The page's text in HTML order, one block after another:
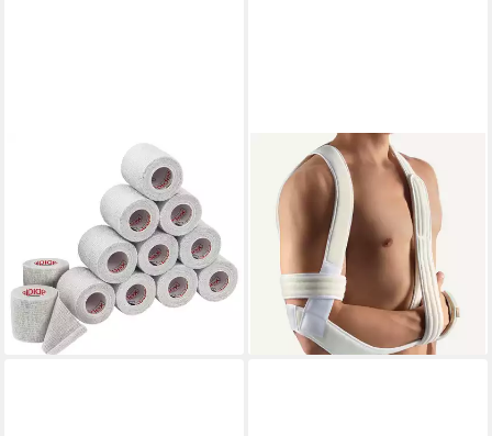
Bandage 12 Rollen
Haftbandage 5 cm x 4.5 m
selbstklebender Verband
14,99 €
(0,28 €/ 1 m)
lieferbar - in 4-5 Werktagen bei dir
SEEGER GESUNDHEITSHAUS
Schulterbandage Seeger
Schulter-Arm-Bandage
OmoBasic, Weiß, Größe 2
118,00 €
lieferbar - in 2-3 Werktagen bei dir